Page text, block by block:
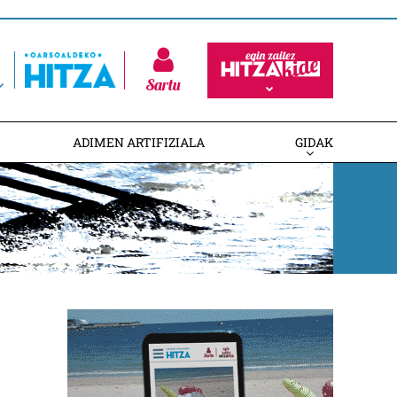
Sartu
ADIMEN ARTIFIZIALA GIDAK